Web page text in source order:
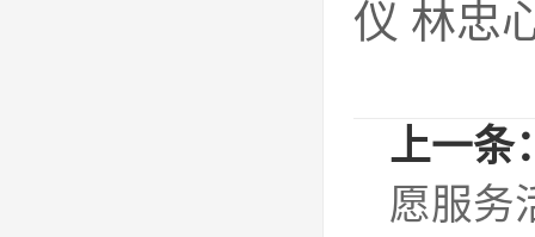
仪 林忠
上一条
愿服务